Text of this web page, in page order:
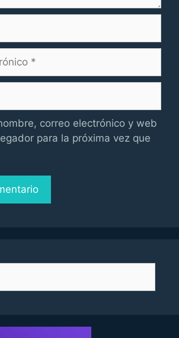
correo electrónico y web
para la próxima vez que